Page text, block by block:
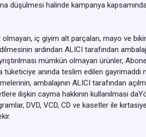
düşülmesi halinde kampanya
iç giyim alt parçaları, mayo ve
ardından ALICI tarafından
mümkün olmayan ürünler,
anında teslim edilen gayrimaddi
ambalajının ALICI tarafından
ilişkin cayma hakkının kullanılması
DVD, VCD, CD ve kasetler ile